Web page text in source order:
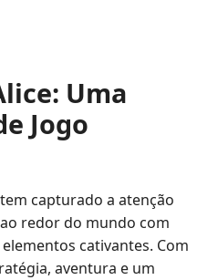
Uma
Jogo
capturado a atenção
redor do mundo com
cativantes. Com
aventura e um